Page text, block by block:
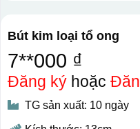
Bút kim loại tổ ong
7**000 ₫
Đăng kýhoặc
TG sản xuất: 10 ngày